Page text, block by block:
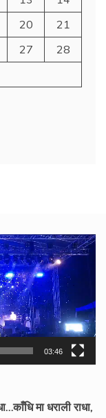
20
21
27
28
03:46
मा धराली राधा,